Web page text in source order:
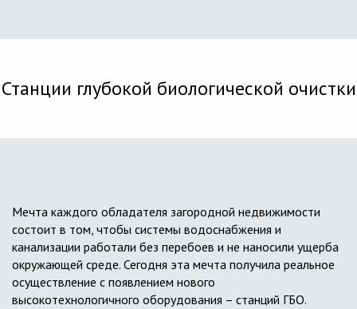
Станции глубокой биологической очистки
Мечта каждого обладателя загородной недвижимости
состоит в том, чтобы системы водоснабжения и
канализации работали без перебоев и не наносили ущерба
окружающей среде. Сегодня эта мечта получила реальное
осуществление с появлением нового
высокотехнологичного оборудования – станций ГБО.